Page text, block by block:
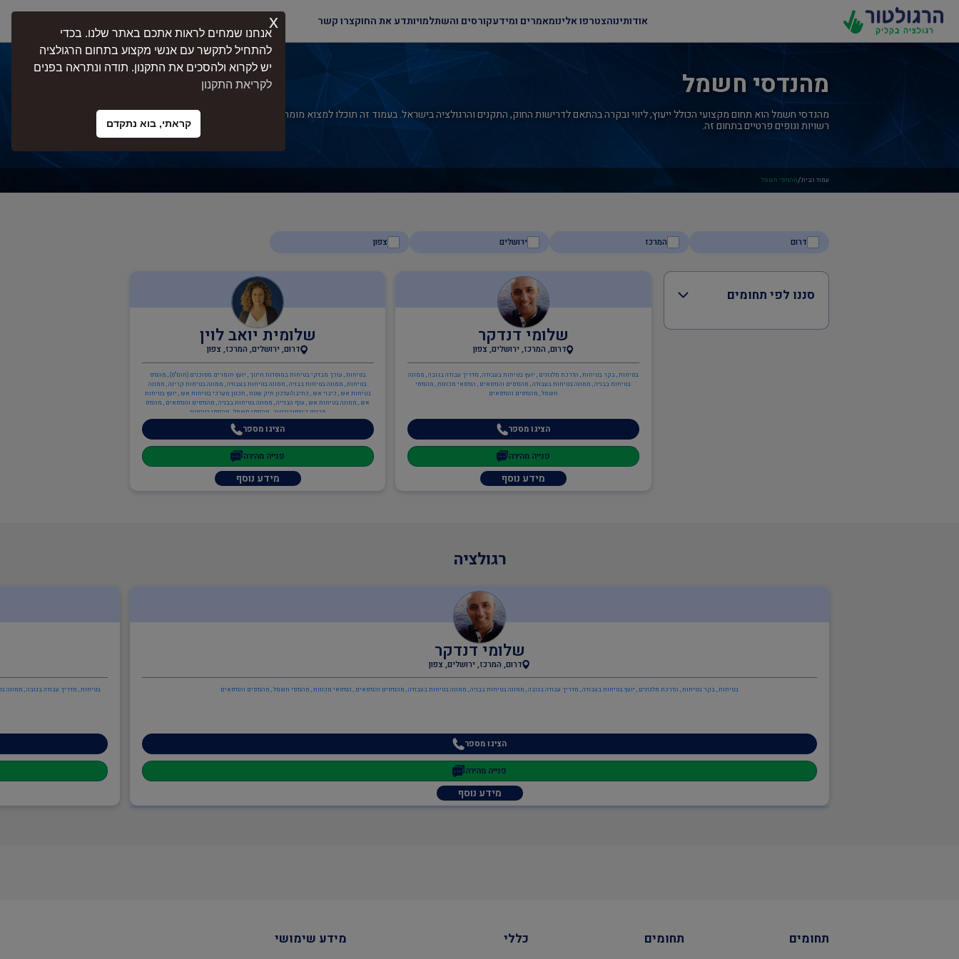
אודותינוהצטרפו אלינומאמרים ומידעקורסים והשתלמויותדע את החוקצרו קשר
מהנדסי חשמל
מהנדסי חשמל הוא תחום מקצועי הכולל ייעוץ, ליווי ובקרה בהתאם לדרישות החוק, התקנים והרגולציה בישראל. בעמוד זה תוכלו למצוא מומחים בעלי ניסיון בליווי עסקים, ארגונים,
רשויות וגופים פרטיים בתחום זה.
עמוד הבית/מהנדסי חשמל
דרום המרכז ירושלים צפון
סננו לפי תחומים
שלומי דנדקר
דרום, המרכז, ירושלים, צפון
בטיחות , בקר בטיחות , הדרכת מלגזנים , יועץ בטיחות בעבודה , מדריך עבודה בגובה , ממונה
בטיחות בבניה , ממונה בטיחות בעבודה , מהנדסים והנדסאים , הנדסאי מכונות , מהנדסי
חשמל , מהנדסים והנדסאים
הציגו מספר
פנייה מהירה
מידע נוסף
שלומית יואב לוין
דרום, ירושלים, המרכז, צפון
בטיחות , עורך מבדקי בטיחות במוסדות חינוך , יועץ חומרים מסוכנים (חומ"ס) , מהנדס
בטיחות , ממונה בטיחות בבניה , ממונה בטיחות בעבודה , ממונה בטיחות קרינה , ממונה
בטיחות אש , כיבוי אש , כתיבה/עדכון תיק שטח , תכנון מערכי בטיחות אש , יועץ בטיחות
אש , ממונה בטיחות אש , ענף הבנייה , ממונה בטיחות בבניה , מהנדסים והנדסאים , מהנדס
מבנים קונסטרוקטור , מהנדסי חשמל , מהנדסי בטיחות
הציגו מספר
פנייה מהירה
מידע נוסף
רגולציה
שלומי דנדקר
דרום, המרכז, ירושלים, צפון
בטיחות , בקר בטיחות , הדרכת מלגזנים , יועץ בטיחות בעבודה , מדריך עבודה בגובה , ממונה בטיחות בבניה , ממונה בטיחות בעבודה , מהנדסים והנדסאים , הנדסאי מכונות , מהנדסי חשמל , מהנדסים והנדסאים
הציגו מספר
פנייה מהירה
מידע נוסף
בטיחות , מדריך עבודה בגובה , ממונה
תחומים תחומים כללי מידע שימושי
אנחנו שמחים לראות אתכם באתר שלנו. בכדי
להתחיל לתקשר עם אנשי מקצוע בתחום הרגולציה
יש לקרוא ולהסכים את התקנון. תודה ונתראה בפנים
לקריאת התקנון
קראתי, בוא נתקדם
x